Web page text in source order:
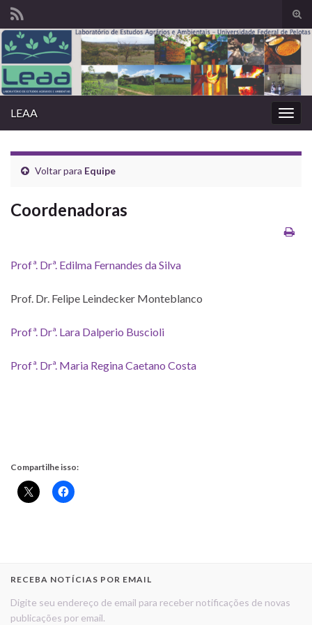
de
Search for:
LEAA
Voltar para Equipe
Coordenadoras
Profª. Drª. Edilma Fernandes da Silva
Prof. Dr. Felipe Leindecker Monteblanco
Profª. Drª. Lara Dalperio Buscioli
Profª. Drª. Maria Regina Caetano Costa
Compartilhe isso:
RECEBA NOTÍCIAS POR EMAIL
Digite seu endereço de email para receber notificações de novas
publicações por email.